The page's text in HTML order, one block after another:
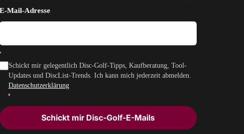
E-Mail-Adresse
Schickt mir gelegentlich Disc-Golf-Tipps, Kaufberatung, Tool-
Updates und DiscList-Trends. Ich kann mich jederzeit abmelden.
Datenschutzerklärung
Schickt mir Disc-Golf-E-Mails